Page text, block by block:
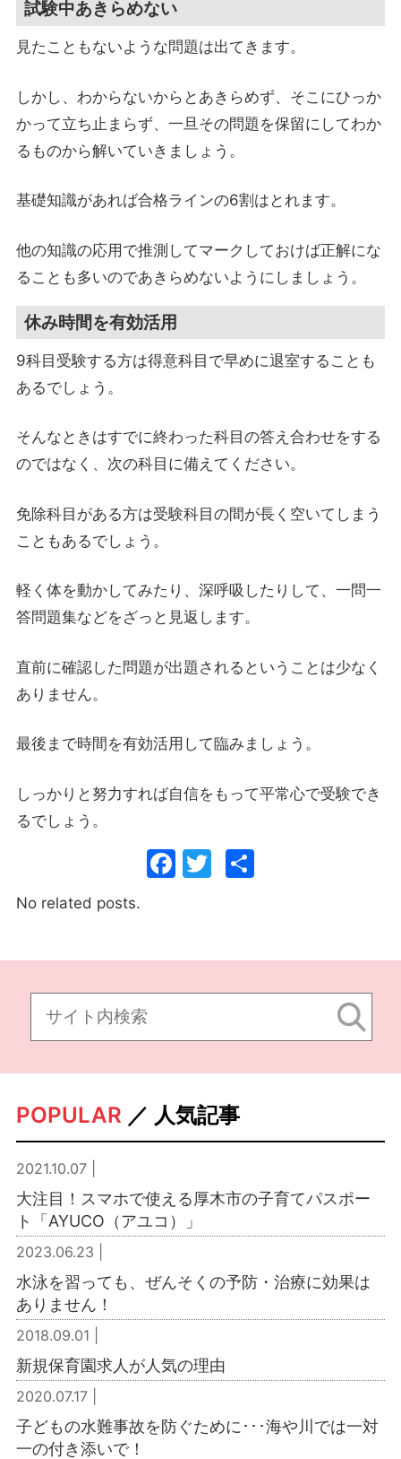
試験中あきらめない
見たこともないような問題は出てきます。
しかし、わからないからとあきらめず、そこにひっか
かって立ち止まらず、一旦その問題を保留にしてわか
るものから解いていきましょう。
基礎知識があれば合格ラインの6割はとれます。
他の知識の応用で推測してマークしておけば正解にな
ることも多いのであきらめないようにしましょう。
休み時間を有効活用
9科目受験する方は得意科目で早めに退室することも
あるでしょう。
そんなときはすでに終わった科目の答え合わせをする
のではなく、次の科目に備えてください。
免除科目がある方は受験科目の間が長く空いてしまう
こともあるでしょう。
軽く体を動かしてみたり、深呼吸したりして、一問一
答問題集などをざっと見返します。
直前に確認した問題が出題されるということは少なく
ありません。
最後まで時間を有効活用して臨みましょう。
しっかりと努力すれば自信をもって平常心で受験でき
るでしょう。
Facebook
Twitter
No related posts.
POPULAR ／ 人気記事
2021.10.07 |
大注目！スマホで使える厚木市の子育てパスポー
ト「AYUCO（アユコ）」
2023.06.23 |
水泳を習っても、ぜんそくの予防・治療に効果は
ありません！
2018.09.01 |
新規保育園求人が人気の理由
2020.07.17 |
子どもの水難事故を防ぐために･･･海や川では一対
一の付き添いで！